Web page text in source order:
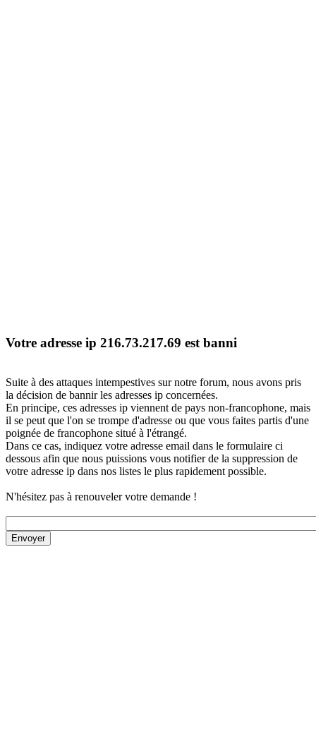
Votre adresse ip 216.73.217.69 est banni
Suite à des attaques intempestives sur notre forum, nous avons pris
la décision de bannir les adresses ip concernées.
En principe, ces adresses ip viennent de pays non-francophone, mais
il se peut que l'on se trompe d'adresse ou que vous faites partis d'une
poignée de francophone situé à l'étrangé.
Dans ce cas, indiquez votre adresse email dans le formulaire ci
dessous afin que nous puissions vous notifier de la suppression de
votre adresse ip dans nos listes le plus rapidement possible.
N'hésitez pas à renouveler votre demande !